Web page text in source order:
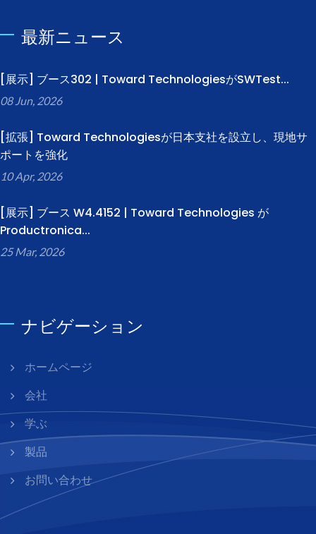
最新ニュース
[展示] ブース302 | Toward TechnologiesがSWTest...
08 Jun, 2026
[拡張] Toward Technologiesが日本支社を設立し、現地サ
ポートを強化
10 Apr, 2026
[展示] ブース W4.4152 | Toward Technologies が
Productronica...
25 Mar, 2026
ナビゲーション
ホームページ
会社
学ぶ
製品
お問い合わせ